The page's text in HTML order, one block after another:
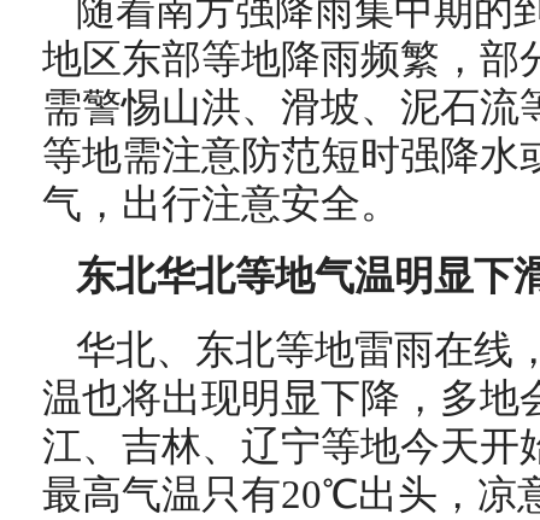
随着南方强降雨集中期的
地区东部等地降雨频繁，部
需警惕山洪、滑坡、泥石流
等地需注意防范短时强降水
气，出行注意安全。
东北华北等地气温明显下
华北、东北等地雷雨在线
温也将出现明显下降，多地
江、吉林、辽宁等地今天开
最高气温只有20℃出头，凉